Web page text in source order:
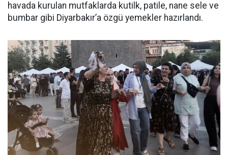
havada kurulan mutfaklarda kutilk, patile, nane sele ve
bumbar gibi Diyarbakır’a özgü yemekler hazırlandı.